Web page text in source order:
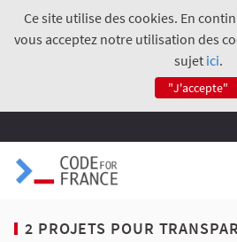
Ce site utilise des cookies. En
vous acceptez notre utilisation des
sujet ici.
"J'accepte"
2 PROJETS POUR